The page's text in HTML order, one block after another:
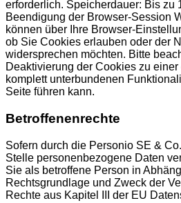
erforderlich. Speicherdauer: Bis zu
Beendigung der Browser-Session
können über Ihre Browser-
ob Sie Cookies erlauben oder der
widersprechen möchten. Bitte
Deaktivierung der Cookies zu
komplett unterbundenen
Seite führen kann.
Betroffenenrechte
Sofern durch die Personio SE &
Stelle personenbezogene Daten
Sie als betroffene Person in
Rechtsgrundlage und Zweck der
Rechte aus Kapitel III der EU